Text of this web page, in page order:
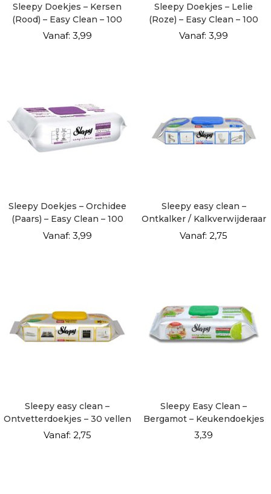
Sleepy Doekjes – Kersen
(Rood) – Easy Clean – 100
vellen
Vanaf: 3,99
Sleepy Doekjes – Lelie
(Roze) – Easy Clean – 100
vellen
Vanaf: 3,99
Sleepy Doekjes – Orchidee
(Paars) – Easy Clean – 100
vellen
Vanaf: 3,99
Sleepy easy clean –
Ontkalker / Kalkverwijderaar
– 30 vellen
Vanaf: 2,75
Sleepy easy clean –
Ontvetterdoekjes – 30 vellen
Vanaf: 2,75
Sleepy Easy Clean –
Bergamot – Keukendoekjes
Food Contact – 50 Vellen
3,39